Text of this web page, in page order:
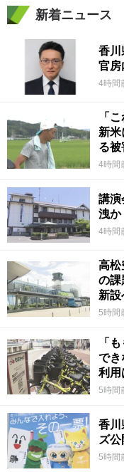
新着ニュース
香
官房
4時間
「
新
る被
4時間
講演
洩
4時間
高
の課
新設
5時間
「
で
利
5時間
香川
ズ
5時間